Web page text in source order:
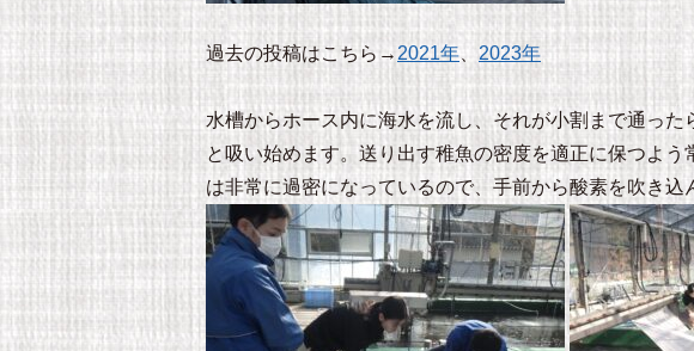
過去の投稿はこちら→ 2021年、 2023年
水槽からホース内に海水を流し、それが小割まで通っ
と吸い始めます。送り出す稚魚の密度を適正に保つよ
は非常に過密になっているので、手前から酸素を吹き込